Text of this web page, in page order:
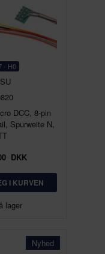
- H0
DCC, 8-pin
Spurweite N,
DKK
lager
Nyhed